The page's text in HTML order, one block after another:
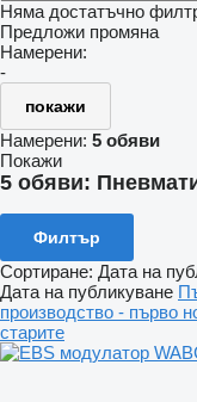
Няма достатъчно
Предложи промяна
Намерени:
-
покажи
Намерени: 5 обяви
Покажи
5 обяви:
Филтър
Сортиране: Дата на
Дата на публикуване
производство - първо
старите